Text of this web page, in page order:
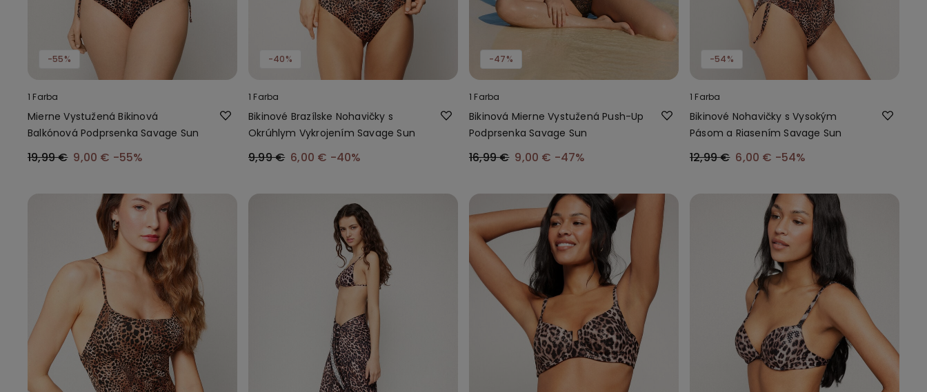
-55%
1 Farba
Mierne Vystužená Bikinová
Balkónová Podprsenka Savage Sun
19,99 € 9,00 € -55%
-40%
1 Farba
Bikinové Brazílske Nohavičky s
Okrúhlym Vykrojením Savage Sun
9,99 € 6,00 € -40%
-47%
1 Farba
Bikinová Mierne Vystužená Push-Up
Podprsenka Savage Sun
16,99 € 9,00 € -47%
-54%
1 Farba
Bikinové Nohavičky s Vysokým
Pásom a Riasením Savage Sun
12,99 € 6,00 € -54%